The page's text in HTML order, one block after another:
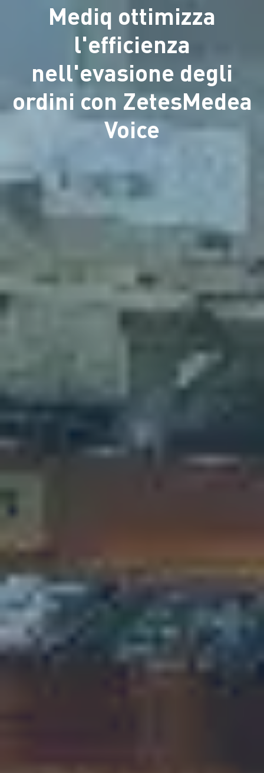
Mediq ottimizza
l'efficienza
nell'evasione degli
ordini con ZetesMedea
Voice